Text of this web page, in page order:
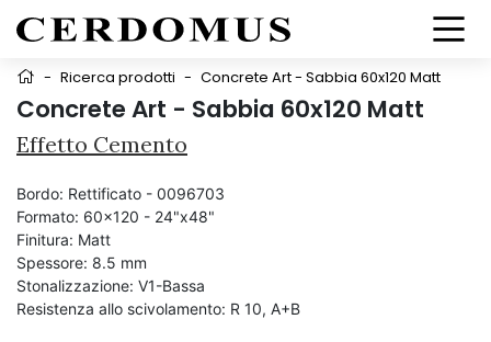
- Ricerca prodotti - Concrete Art - Sabbia 60x120 Matt
Concrete Art - Sabbia 60x120 Matt
Effetto Cemento
Bordo: Rettificato - 0096703
Formato: 60x120 - 24"x48"
Finitura: Matt
Spessore: 8.5 mm
Stonalizzazione: V1-Bassa
Resistenza allo scivolamento: R 10, A+B